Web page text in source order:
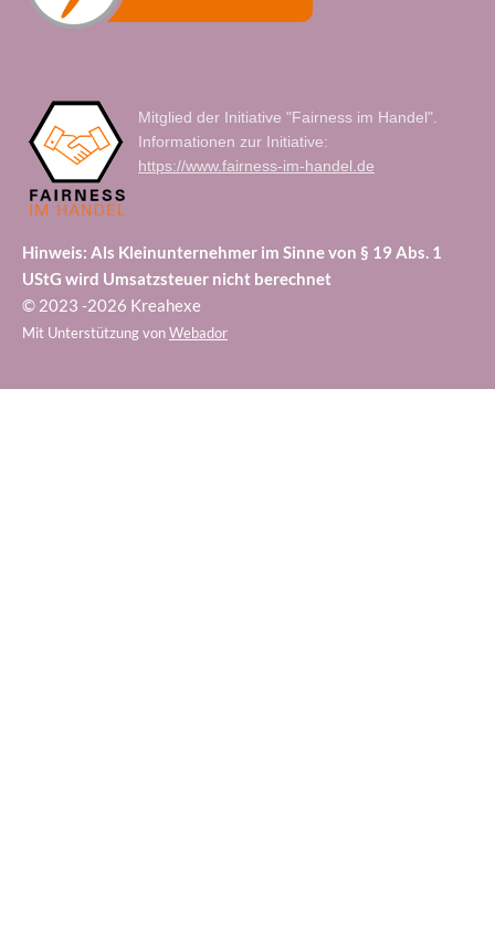
Mitglied der Initiative "Fairness im Handel".
Informationen zur Initiative:
https://www.fairness-im-handel.de
Hinweis: Als Kleinunternehmer im Sinne von § 19 Abs. 1
UStG wird Umsatzsteuer nicht berechnet
© 2023 -2026 Kreahexe
Mit Unterstützung von Webador